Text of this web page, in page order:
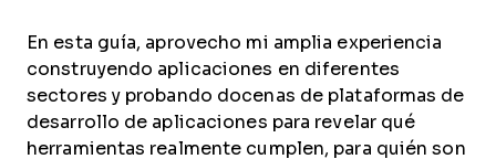
En esta guía, aprovecho mi amplia experiencia
construyendo aplicaciones en diferentes
sectores y probando docenas de plataformas de
desarrollo de aplicaciones para revelar qué
herramientas realmente cumplen, para quién son